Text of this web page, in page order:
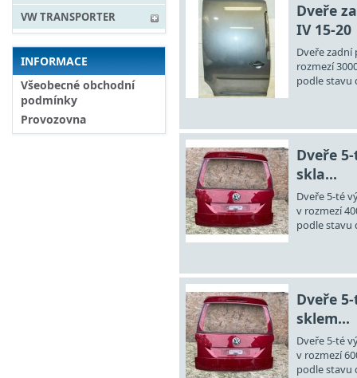
VW TRANSPORTER
INFORMACE
Všeobecné obchodní
podmínky
Provozovna
Dveře
IV 15-20
Dveře zadní
rozmezí
podle stavu
Dveře
skla...
Dveře 5-té
v rozmezí
podle stavu
Dveře
sklem...
Dveře 5-té
v rozmezí
podle stavu